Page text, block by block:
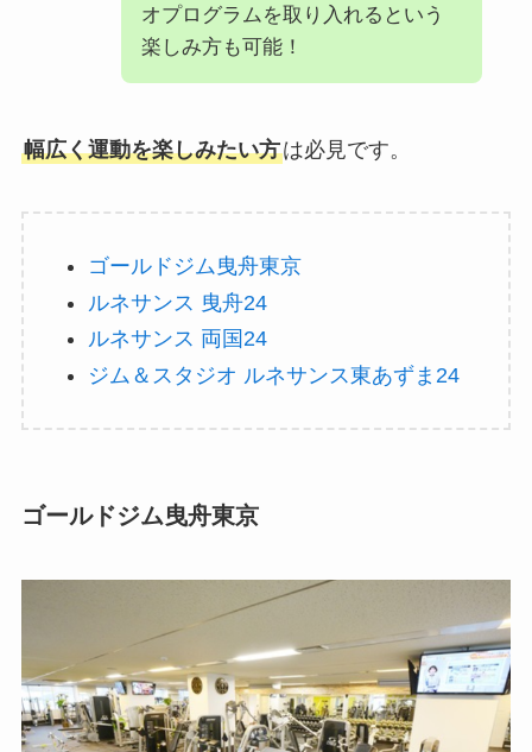
オプログラムを取り入れるという
楽しみ方も可能！
幅広く運動を楽しみたい方は必見です。
ゴールドジム曳舟東京
ルネサンス 曳舟24
ルネサンス 両国24
ジム＆スタジオ ルネサンス東あずま24
ゴールドジム曳舟東京